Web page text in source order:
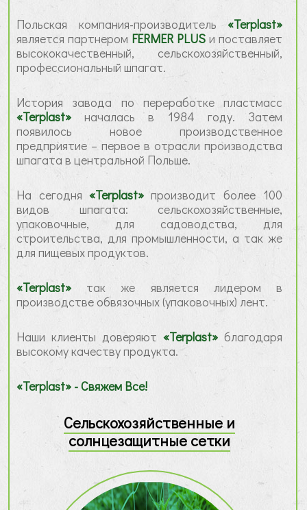
Польская компания-производитель «Terplast»
является партнером FERMER PLUS
высококачественный, сельскохозяйственный,
профессиональный шпагат.
История завода по переработке пластмасс
«Terplast»
появилось новое производственное
предприятие – первое в отрасли производства
шпагата в центральной Польше.
На сегодня «Terplast» производит более 100
видов шпагата: сельскохозяйственные,
упаковочные, для садоводства, для
строительства, для промышленности, а так же
для пищевых продуктов.
«Terplast» так же является лидером в
производстве обвязочных (упаковочных) лент.
Наши клиенты доверяют «Terplast» благодаря
высокому качеству продукта.
«Terplast» - Свяжем Все!
Сельскохозяйственные и
солнцезащитные сетки